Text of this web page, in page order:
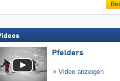
Pfelders
Video anzeigen